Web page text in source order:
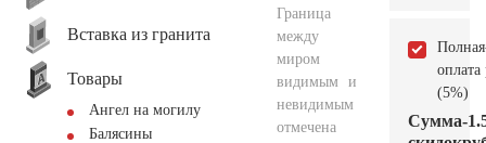
Вставка из гранита
Товары
Ангел на могилу
Балясины
Граница
между
миром
видимым и
невидимым
отмечена
Полная
оплата
(5%)
Сумма-